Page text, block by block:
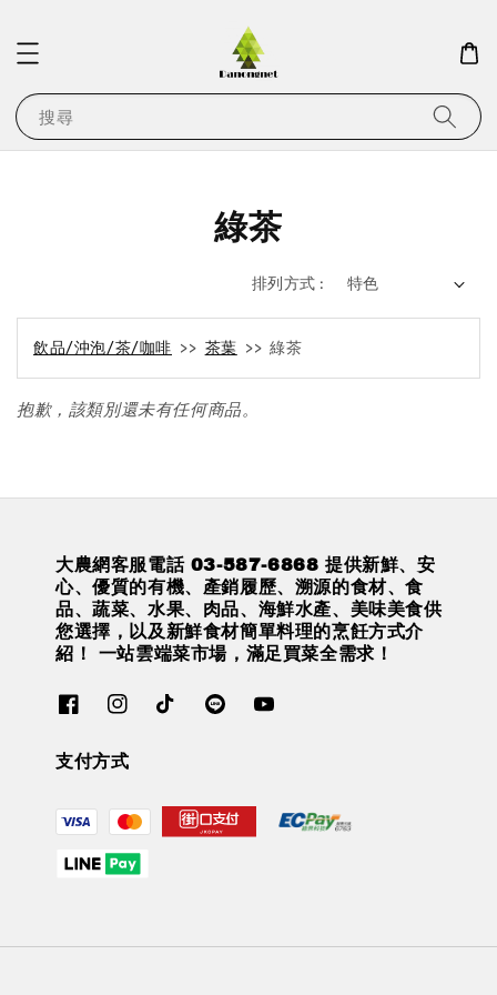
搜尋
綠茶
排列方式 :
飲品/沖泡/茶/咖啡 >> 茶葉 >> 綠茶
抱歉，該類別還未有任何商品。
大農網客服電話 03-587-6868 提供新鮮、安
心、優質的有機、產銷履歷、溯源的食材、食
品、蔬菜、水果、肉品、海鮮水產、美味美食供
您選擇，以及新鮮食材簡單料理的烹飪方式介
紹！ 一站雲端菜市場，滿足買菜全需求！
支付方式